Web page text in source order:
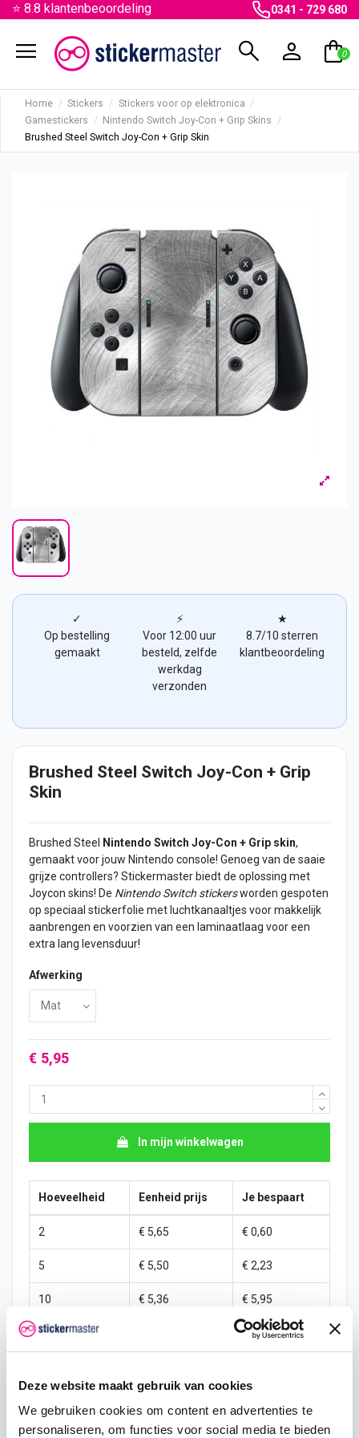
Deze website maakt gebruik van cookies
We gebruiken cookies om content en advertenties te
personaliseren, om functies voor social media te bieden
⭐ 8.8 klantenbeoordeling 0341 - 729 680
menu search person shopping_bag
0
Home Stickers
Stickers voor op elektronica
Gamestickers
Nintendo Switch Joy-Con + Grip Skins
Brushed Steel Switch Joy-Con + Grip Skin
✓
Op bestelling
gemaakt
⚡
Voor 12:00 uur
besteld, zelfde
werkdag
verzonden
★
8.7/10 sterren
klantbeoordeling
Brushed Steel Switch Joy-Con + Grip
Skin
Brushed Steel Nintendo Switch Joy-Con + Grip skin,
gemaakt voor jouw Nintendo console! Genoeg van de saaie
grijze controllers? Stickermaster biedt de oplossing met
Joycon skins! De Nintendo Switch stickersworden gespoten
op speciaal stickerfolie met luchtkanaaltjes voor makkelijk
aanbrengen en voorzien van een laminaatlaag voor een
extra lang levensduur!
Afwerking
€ 5,95
In mijn winkelwagen
Hoeveelheid Eenheid prijs Je bespaart
2 € 5,65 € 0,60
5 € 5,50 € 2,23
10 € 5,36 € 5,95
25 € 22,31
250 € 4,17 € 446,25